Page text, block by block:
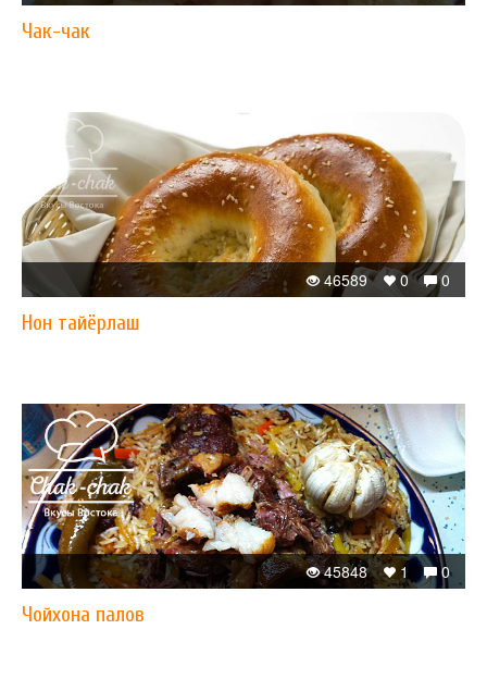
Чак-чак
0
0
46589
Нон тайёрлаш
0
1
45848
Чойхона палов